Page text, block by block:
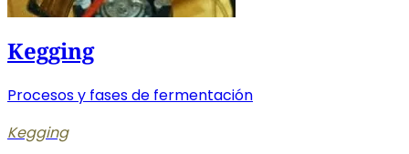
Kegging
Procesos y fases de fermentación
Kegging